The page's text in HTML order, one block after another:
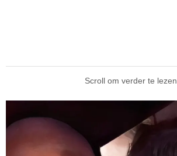
Scroll om verder te lezen